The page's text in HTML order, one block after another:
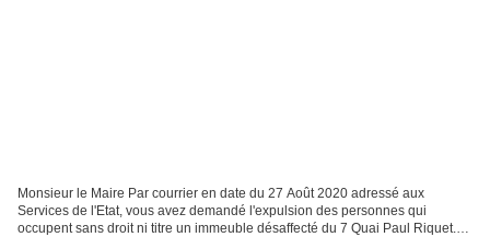
Monsieur le Maire Par courrier en date du 27 Août 2020 adressé aux
Services de l'Etat, vous avez demandé l'expulsion des personnes qui
occupent sans droit ni titre un immeuble désaffecté du 7 Quai Paul Riquet.